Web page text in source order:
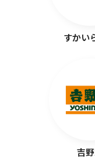
すかい
吉